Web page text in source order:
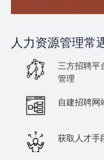
人力资源管理常
三方招聘平
管理
自建招聘网
获取人才手